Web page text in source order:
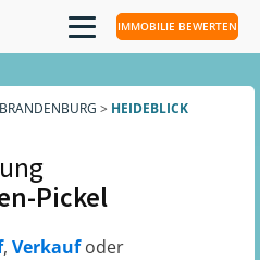
IMMOBILIE BEWERTEN
BRANDENBURG > HEIDEBLICK
Pickel
, Verkaufoder